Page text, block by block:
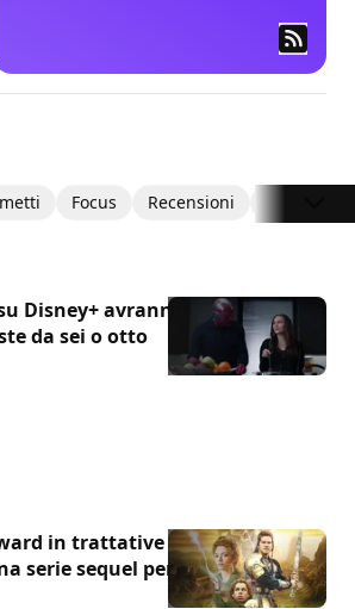
Focus Recensioni
Disney+ avranno
da sei o otto
in trattative
serie sequel per